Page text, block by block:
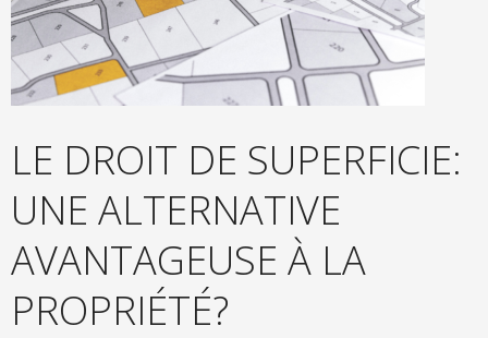
Contact
LE DROIT DE SUPERFICIE:
UNE ALTERNATIVE
AVANTAGEUSE À LA
PROPRIÉTÉ?